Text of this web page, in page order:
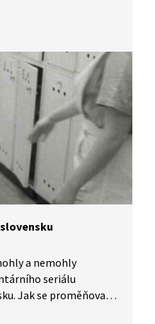
a nemohly
seriálu
Jak se proměňoval